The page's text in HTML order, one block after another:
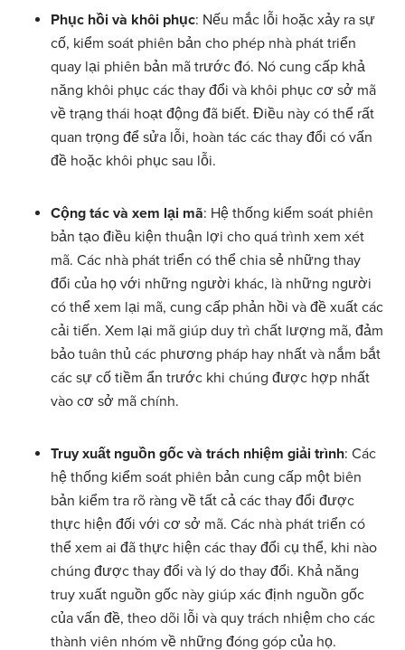
Phục hồi và khôi phục: Nếu mắc lỗi hoặc xảy ra sự
cố, kiểm soát phiên bản cho phép nhà phát triển
quay lại phiên bản mã trước đó. Nó cung cấp khả
năng khôi phục các thay đổi và khôi phục cơ sở mã
về trạng thái hoạt động đã biết. Điều này có thể rất
quan trọng để sửa lỗi, hoàn tác các thay đổi có vấn
đề hoặc khôi phục sau lỗi.
Cộng tác và xem lại mã: Hệ thống kiểm soát phiên
bản tạo điều kiện thuận lợi cho quá trình xem xét
mã. Các nhà phát triển có thể chia sẻ những thay
đổi của họ với những người khác, là những người
có thể xem lại mã, cung cấp phản hồi và đề xuất các
cải tiến. Xem lại mã giúp duy trì chất lượng mã, đảm
bảo tuân thủ các phương pháp hay nhất và nắm bắt
các sự cố tiềm ẩn trước khi chúng được hợp nhất
vào cơ sở mã chính.
Truy xuất nguồn gốc và trách nhiệm giải trình: Các
hệ thống kiểm soát phiên bản cung cấp một biên
bản kiểm tra rõ ràng về tất cả các thay đổi được
thực hiện đối với cơ sở mã. Các nhà phát triển có
thể xem ai đã thực hiện các thay đổi cụ thể, khi nào
chúng được thay đổi và lý do thay đổi. Khả năng
truy xuất nguồn gốc này giúp xác định nguồn gốc
của vấn đề, theo dõi lỗi và quy trách nhiệm cho các
thành viên nhóm về những đóng góp của họ.